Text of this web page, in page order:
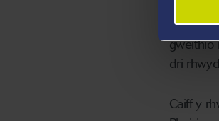
Mae'r
gweithio
dri
Caiff y